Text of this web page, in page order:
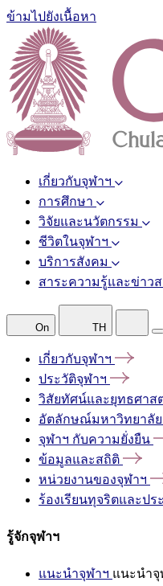
ข้ามไปยังเนื้อหา
เกี่ยวกับจุฬาฯ
การศึกษา
วิจัยและนวัตกรรม
ชีวิตในจุฬาฯ
บริการสังคม
สาระความรู้และข่าวส
On TH
เกี่ยวกับจุฬาฯ
ประวัติจุฬาฯ
วิสัยทัศน์และยุทธศาส
อัตลักษณ์มหาวิทยาลัย
จุฬาฯ กับความยั่งยืน
ข้อมูลและสถิติ
หน่วยงานของจุฬาฯ
ร้องเรียนทุจริตและป
รู้จักจุฬาฯ
แนะนำจุฬาฯ แนะนำจุ